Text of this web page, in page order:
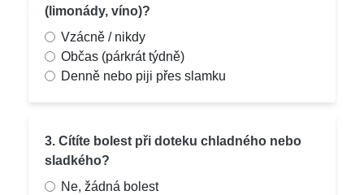
(limonády, víno)?
Vzácně / nikdy
Občas (párkrát týdně)
Denně nebo piji přes slamku
3. Cítíte bolest při doteku chladného nebo
sladkého?
Ne, žádná bolest